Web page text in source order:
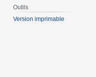
Outils
Version imprimable